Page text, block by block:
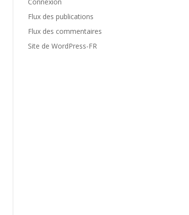
Flux des publications
Flux des commentaires
Site de WordPress-FR